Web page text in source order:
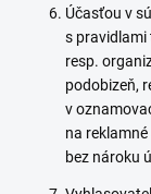
Účasťou v
s pravidlami
resp.
podobizeň,
v
na
bez nároku